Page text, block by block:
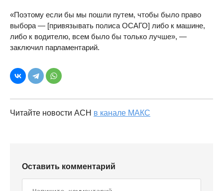
«Поэтому если бы мы пошли путем, чтобы было право
выбора — [привязывать полиса ОСАГО] либо к машине,
либо к водителю, всем было бы только лучше», —
заключил парламентарий.
Читайте новости АСН в канале МАКС
Оставить комментарий